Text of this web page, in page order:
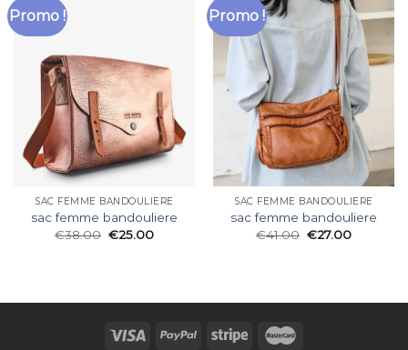
Promo !
SAC FEMME BANDOULIERE
sac femme bandouliere
€38.00 €25.00
Promo !
SAC FEMME BANDOULIERE
sac femme bandouliere
€41.00 €27.00